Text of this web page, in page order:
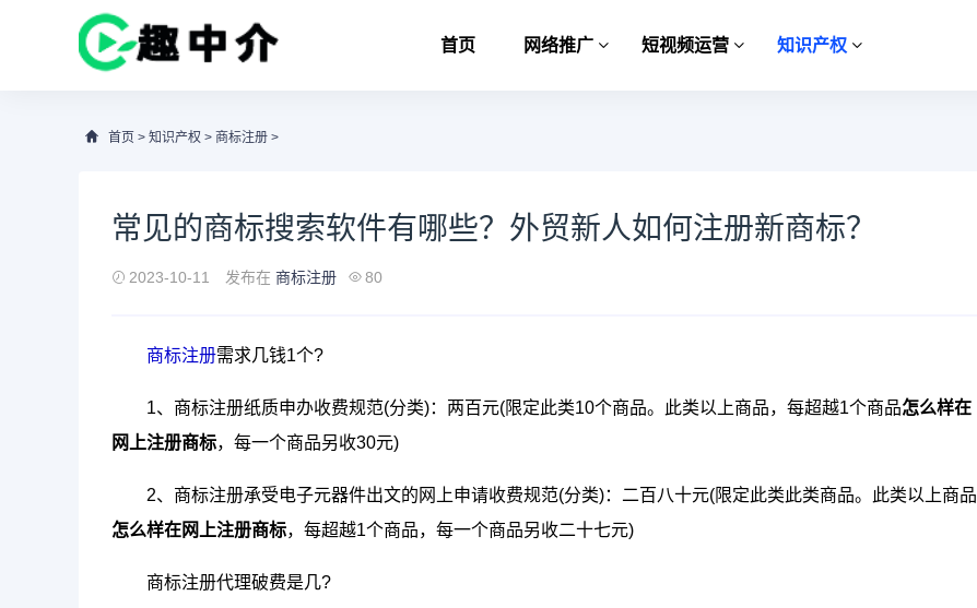
首页 网络推广 短视频运营 知识产权
首页 > 知识产权 > 商标注册 >
常见的商标搜索软件有哪些？外贸新人如何注册新商标？
2023-10-11 发布在 商标注册 80
商标注册需求几钱1个?
1、商标注册纸质申办收费规范(分类)：两百元(限定此类10个商品。此类以上商品，每超越1个商品怎么样在
网上注册商标，每一个商品另收30元)
2、商标注册承受电子元器件出文的网上申请收费规范(分类)：二百八十元(限定此类此类商品。此类以上商品
怎么样在网上注册商标，每超越1个商品，每一个商品另收二十七元)
商标注册代理破费是几?